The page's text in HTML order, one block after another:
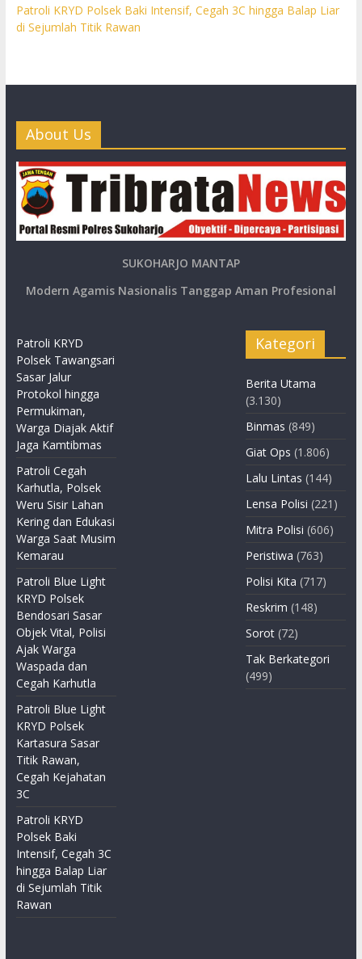
Patroli KRYD Polsek Baki Intensif, Cegah 3C hingga Balap Liar
di Sejumlah Titik Rawan
About Us
SUKOHARJO MANTAP
Modern Agamis Nasionalis Tanggap Aman Profesional
Patroli KRYD
Polsek Tawangsari
Sasar Jalur
Protokol hingga
Permukiman,
Warga Diajak Aktif
Jaga Kamtibmas
Patroli Cegah
Karhutla, Polsek
Weru Sisir Lahan
Kering dan Edukasi
Warga Saat Musim
Kemarau
Patroli Blue Light
KRYD Polsek
Bendosari Sasar
Objek Vital, Polisi
Ajak Warga
Waspada dan
Cegah Karhutla
Patroli Blue Light
KRYD Polsek
Kartasura Sasar
Titik Rawan,
Cegah Kejahatan
3C
Patroli KRYD
Polsek Baki
Intensif, Cegah 3C
hingga Balap Liar
di Sejumlah Titik
Rawan
Kategori
Berita Utama
(3.130)
Binmas (849)
Giat Ops (1.806)
Lalu Lintas (144)
Lensa Polisi (221)
Mitra Polisi (606)
Peristiwa (763)
Polisi Kita (717)
Reskrim (148)
Sorot (72)
Tak Berkategori
(499)